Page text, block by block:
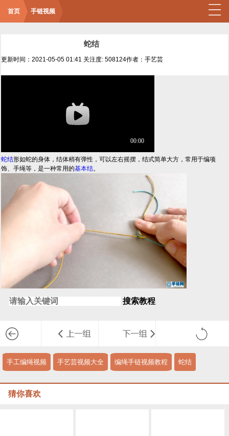
首页 手链视频
蛇结
更新时间：2021-05-05 01:41 关注度: 508124作者：手艺芸
蛇结形如蛇的身体，结体稍有弹性，可以左右摇摆，结式简单大方，常用于编项
饰、手绳等，是一种常用的基本结。
搜索教程
手工编绳视频 手艺芸视频大全 编绳手链视频教程 蛇结
猜你喜欢